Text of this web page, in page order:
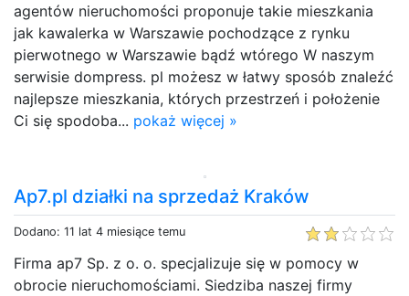
agentów nieruchomości proponuje takie mieszkania
jak kawalerka w Warszawie pochodzące z rynku
pierwotnego w Warszawie bądź wtórego W naszym
serwisie dompress. pl możesz w łatwy sposób znaleźć
najlepsze mieszkania, których przestrzeń i położenie
Ci się spodoba... pokaż więcej »
Ap7.pl działki na sprzedaż Kraków
Dodano: 11 lat 4 miesiące temu
Firma ap7 Sp. z o. o. specjalizuje się w pomocy w
obrocie nieruchomościami. Siedziba naszej firmy